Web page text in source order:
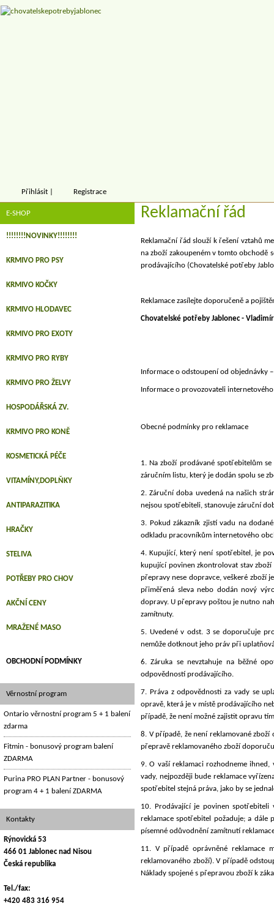
Přihlásit Registrace
Reklamační řád
Reklamační řád slouží k řešení vztahů
na zboží zakoupeném v tomto obchodě
prodávajícího (Chovatelské potřeby
Reklamace zasílejte doporučeně a
Chovatelské potřeby Jablonec -
Informace o odstoupení od objednávky
Informace o provozovateli
Obecné podmínky pro reklamace
1. Na zboží prodávané spotřebitelům
záručním listu, který je dodán spolu se
2. Záruční doba uvedená na našich
nejsou spotřebiteli, stanovuje záruční
3. Pokud zákazník zjistí vadu na
odkladu pracovníkům internetového
4. Kupující, který není spotřebitel, je
kupující povinen zkontrolovat stav
přepravy nese dopravce, veškeré zboží
přiměřená sleva nebo dodán nový
dopravy. U přepravy poštou je nutno
zamítnuty.
5. Uvedené v odst. 3 se doporučuje
nemůže dotknout jeho práv při
6. Záruka se nevztahuje na běžné
odpovědností prodávajícího.
7. Práva z odpovědnosti za vady se
opravě, která je v místě prodávajícího
případě, že není možné zajistit opravu
8. V případě, že není reklamované
přepravě reklamovaného zboží
9. O vaší reklamaci rozhodneme
vady, nejpozději bude reklamace
spotřebitel stejná práva, jako by se
10. Prodávající je povinen
reklamace spotřebitel požaduje; a
písemné odůvodnění zamítnutí
11. V případě oprávněné reklamace
reklamovaného zboží). V případě
Náklady spojené s přepravou zboží k
E-SHOP
!!!!!!!!NOVINKY!!!!!!!!
KRMIVO PRO PSY
KRMIVO KOČKY
KRMIVO HLODAVEC
KRMIVO PRO EXOTY
KRMIVO PRO RYBY
KRMIVO PRO ŽELVY
HOSPODÁŘSKÁ ZV.
KRMIVO PRO KONĚ
KOSMETICKÁ PÉČE
VITAMÍNY,DOPLŇKY
ANTIPARAZITIKA
HRAČKY
STELIVA
POTŘEBY PRO CHOV
AKČNÍ CENY
MRAŽENÉ MASO
OBCHODNÍ PODMÍNKY
Věrnostní program
Ontario věrnostní program 5 + 1 balení
zdarma
Fitmin - bonusový program balení
ZDARMA
Purina PRO PLAN Partner - bonusový
program 4 + 1 balení ZDARMA
Kontakty
Rýnovická 53
466 01 Jablonec nad Nisou
Česká republika
Tel./fax:
+420 483 316 954